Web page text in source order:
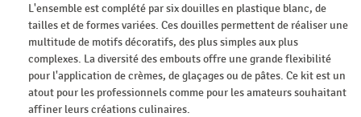
L'ensemble est complété par six douilles en plastique blanc, de
tailles et de formes variées. Ces douilles permettent de réaliser une
multitude de motifs décoratifs, des plus simples aux plus
complexes. La diversité des embouts offre une grande flexibilité
pour l'application de crèmes, de glaçages ou de pâtes. Ce kit est un
atout pour les professionnels comme pour les amateurs souhaitant
affiner leurs créations culinaires.